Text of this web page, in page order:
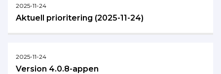
2025-11-24
Aktuell prioritering (2025-11-24)
2025-11-24
Version 4.0.8-appen